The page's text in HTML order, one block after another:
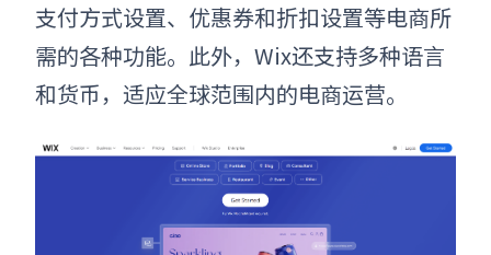
支付方式设置、优惠券和折扣设置等电商所
需的各种功能。此外，Wix还支持多种语言
和货币，适应全球范围内的电商运营。